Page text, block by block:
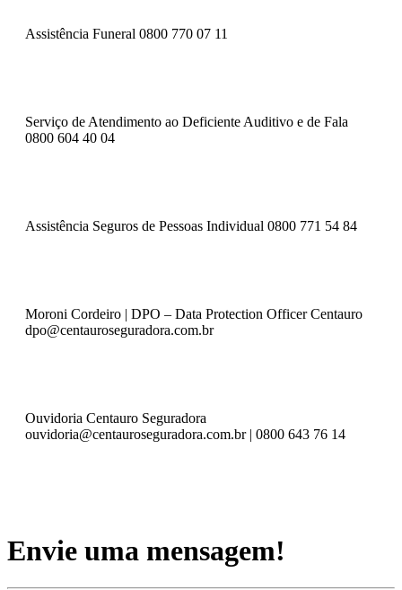
Assistência Funeral 0800 770 07 11
Serviço de Atendimento ao Deficiente Auditivo e de Fala
0800 604 40 04
Assistência Seguros de Pessoas Individual 0800 771 54 84
Moroni Cordeiro | DPO – Data Protection Officer Centauro
dpo@centauroseguradora.com.br
Ouvidoria Centauro Seguradora
ouvidoria@centauroseguradora.com.br | 0800 643 76 14
Envie uma mensagem!